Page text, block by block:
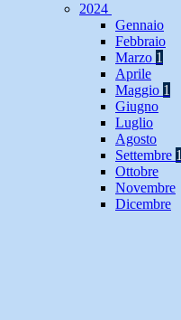
2024
Gennaio
Febbraio
Marzo 1
Aprile
Maggio 1
Giugno
Luglio
Agosto
Settembre 1
Ottobre
Novembre
Dicembre